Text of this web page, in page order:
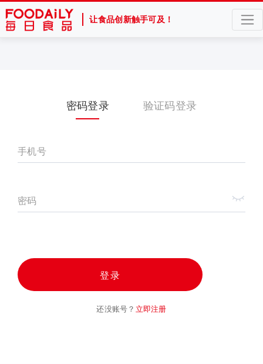
让食品创新触手可及！
密码登录 验证码登录
手机号
密码
登录
还没账号？ 立即注册